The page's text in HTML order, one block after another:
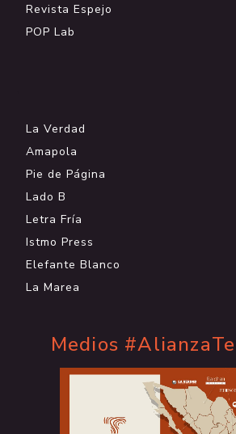
Revista Espejo
POP Lab
La Verdad
Amapola
Pie de Página
Lado B
Letra Fría
Istmo Press
Elefante Blanco
La Marea
Medios